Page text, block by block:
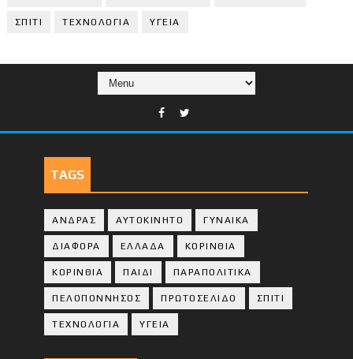
ΣΠΙΤΙ ΤΕΧΝΟΛΟΓΙΑ ΥΓΕΙΑ
TAGS
ΑΝΔΡΑΣ ΑΥΤΟΚΙΝΗΤΟ ΓΥΝΑΙΚΑ
ΔΙΑΦΟΡΑ ΕΛΛΑΔΑ ΚΟΡΙΝΘΙΑ
ΚΟΡΙΝΘΙA ΠΑΙΔΙ ΠΑΡΑΠΟΛΙΤΙΚΑ
ΠΕΛΟΠΟΝΝΗΣΟΣ ΠΡΩΤΟΣΕΛΙΔΟ ΣΠΙΤΙ
ΤΕΧΝΟΛΟΓΙΑ ΥΓΕΙΑ